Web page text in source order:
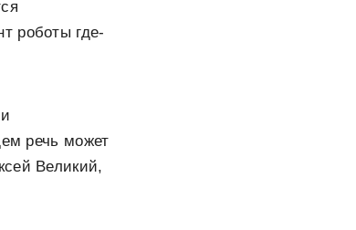
роботы где-
речь может
Великий,